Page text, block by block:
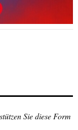
Sie diese Form